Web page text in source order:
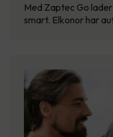
Med Zaptec Go
smart. Elkonor har